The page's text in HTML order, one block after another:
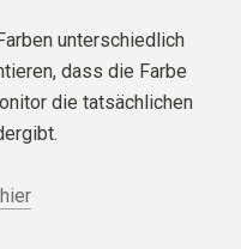
unterschiedlich
dass die Farbe
die tatsächlichen
hier